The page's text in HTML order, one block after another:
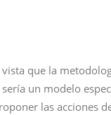
que la
un modelo
las acciones